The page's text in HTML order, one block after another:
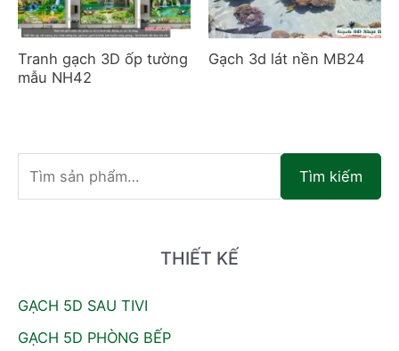
Tranh gạch 3D ốp tường
mẫu NH42
Gạch 3d lát nền MB24
ì
ế
m
Tìm kiếm
THIẾT KẾ
GẠCH 5D SAU TIVI
GẠCH 5D PHÒNG BẾP